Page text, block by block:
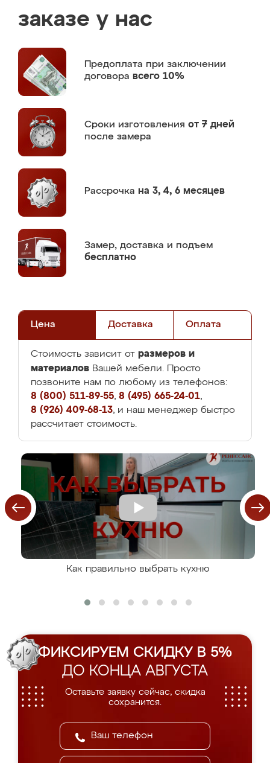
заказе у нас
Предоплата при заключении
договора всего 10%
Сроки изготовления от 7 дней
после замера
Рассрочка на 3, 4, 6 месяцев
Замер, доставка и подъем
бесплатно
Цена Доставка Оплата
Стоимость зависит от размеров и
материалов Вашей мебели. Просто
позвоните нам по любому из телефонов:
8 (800) 511-89-55, 8 (495) 665-24-01,
8 (926) 409-68-13, и наш менеджер быстро
рассчитает стоимость.
Как правильно выбрать кухню
ФИКСИРУЕМ СКИДКУ В 5%
ДО КОНЦА АВГУСТА
Оставьте заявку сейчас, скидка
сохранится.